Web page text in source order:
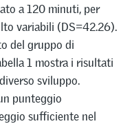
a 120 minuti, per
variabili (DS=42.26).
del gruppo di
1 mostra i risultati
sviluppo.
punteggio
sufficiente nel